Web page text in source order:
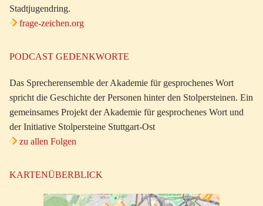
Stadtjugendring.
frage-zeichen.org
PODCAST GEDENKWORTE
Das Sprecherensemble der Akademie für gesprochenes Wort
spricht die Geschichte der Personen hinter den Stolpersteinen. Ein
gemeinsames Projekt der Akademie für gesprochenes Wort und
der Initiative Stolpersteine Stuttgart-Ost
zu allen Folgen
KARTENÜBERBLICK